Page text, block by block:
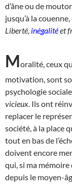
d’âne ou de
jusqu’à la
Liberté, inégalitéet
Moralité, ceux
motivation, sont
psychologie
vicieux. Ils ont
replacer le
société, à la place
tout en bas de
doivent encore
qui, si ma mémoire
depuis le moyen-